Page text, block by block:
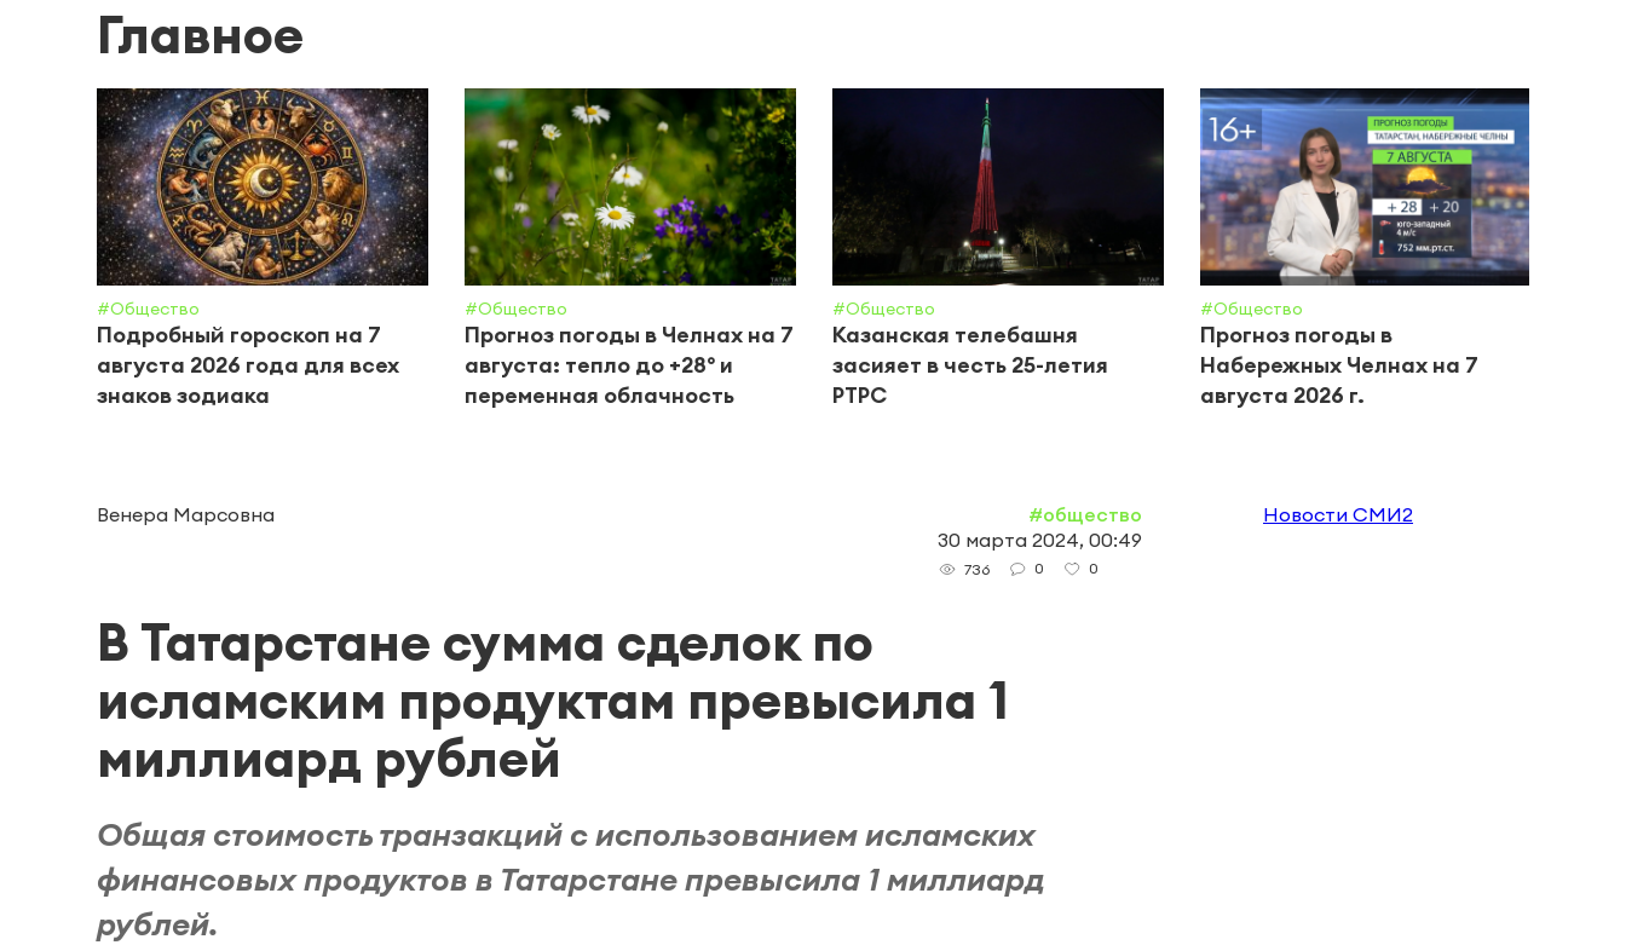
Главное
#Общество
Подробный гороскоп на 7
августа 2026 года для всех
знаков зодиака
#Общество
Прогноз погоды в Челнах на 7
августа: тепло до +28° и
переменная облачность
#Общество
Казанская телебашня
засияет в честь 25-летия
РТРС
#Общество
Прогноз погоды в
Набережных Челнах на 7
августа 2026 г.
Венера Марсовна
#общество
30 марта 2024, 00:49
736 0 0
В Татарстане сумма сделок по
исламским продуктам превысила 1
миллиард рублей
Общая стоимость транзакций с использованием исламских
финансовых продуктов в Татарстане превысила 1 миллиард
рублей.
Новости СМИ2